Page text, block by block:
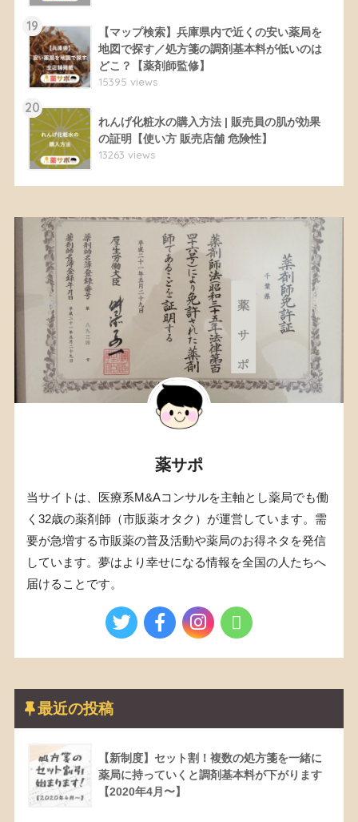
19
【マップ検索】兵庫県内で近くの安い薬局を
地図で探す／処方箋の調剤基本料が低いのは
どこ？【薬剤師監修】
15395 views
20
れんげ化粧水の購入方法 | 販売員の肌が効果
の証明【使い方 販売店舗 危険性】
13263 views
薬サポ
当サイトは、医療系M&Aコンサルを主軸とし薬局でも働
く32歳の薬剤師（市販薬オタク）が運営しています。需
要が急増する市販薬の普及活動や薬局のお得ネタを発信
しています。夢はより幸せになる情報を全国の人たちへ
届けることです。
最近の投稿
【新制度】セット割！複数の処方箋を一緒に
薬局に持っていくと調剤基本料が下がります
【2020年4月〜】